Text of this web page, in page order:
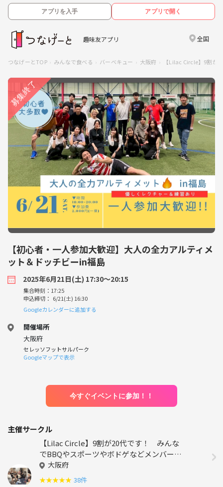
アプリを入手 アプリで開く
趣味友アプリ 全国
つなげーとTOP みんなで食べる バーベキュー 大阪府 【Lilac Circle】9割が
【初心者・一人参加大歓迎】大人の全力アルティメ
ット＆ドッチビーin福島
2025年6月21日(土) 17:30〜20:15
集合時刻：17:25
申込締切： 6/21(土) 16:30
Googleカレンダーに追加する
開催場所
大阪府
セレッソフットサルパーク
Googleマップで表示
今すぐイベントに参加！！
主催サークル
【Lilac Circle】9割が20代です！ みんな
でBBQやスポーツやボドゲなどメンバーの
やってみたいを形にします！🍖
大阪府
★★★★★ 38件